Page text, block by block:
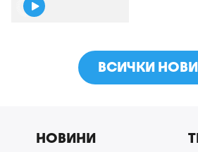
ВСИЧКИ
НОВИНИ